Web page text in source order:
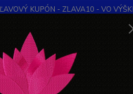
KUPÓN - ZLAVA10 - VO
Hľadať